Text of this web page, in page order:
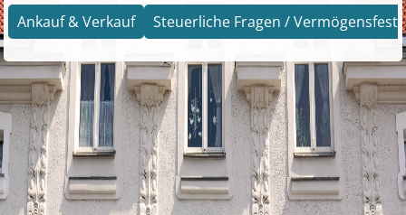
Ankauf & Verkauf Steuerliche Fragen /